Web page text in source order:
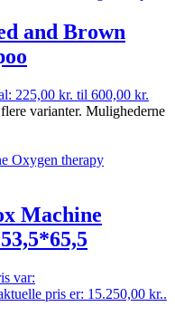
and Brown
225,00 kr. til 600,00 kr.
varianter. Mulighederne
Machine
var:
pris er: 15.250,00 kr..